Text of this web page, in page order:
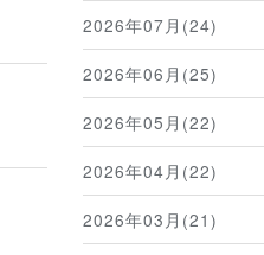
2026年07月(24)
2026年06月(25)
2026年05月(22)
2026年04月(22)
2026年03月(21)